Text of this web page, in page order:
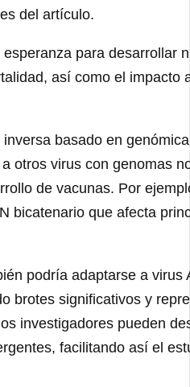
del artículo.
para desarrollar
así como el
basado en
otros virus con genomas
de vacunas. Por
bicatenario que afecta
podría adaptarse a
brotes significativos y
investigadores pueden
facilitando así el